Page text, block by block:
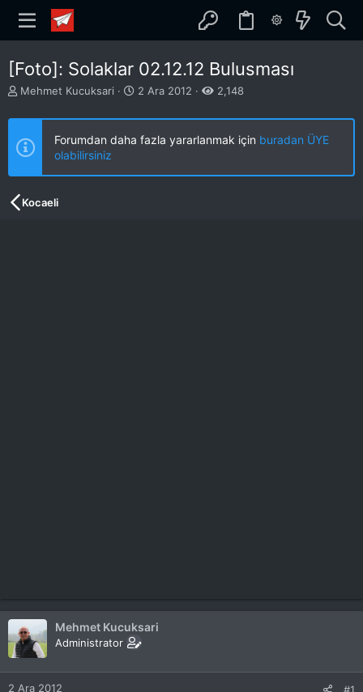
[Foto]: Solaklar 02.12.12 Bulusması
K
n
u
u
b
a
Mehmet Kucuksari
B
ş
a
g
2 Ara 2012 2,148
Forumdan daha fazla yararlanmak için buradan ÜYE
olabilirsiniz
Kocaeli
Mehmet Kucuksari
Administrator
2 Ara 2012